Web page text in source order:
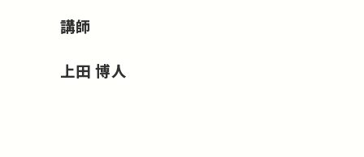
講師
上田 博人